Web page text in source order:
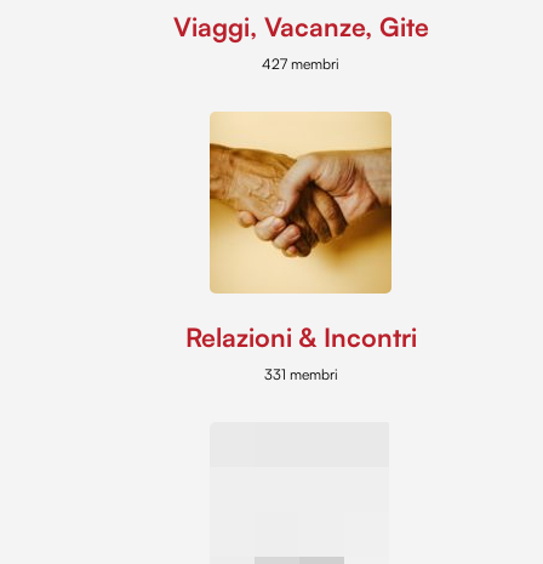
Viaggi, Vacanze, Gite
427 membri
Relazioni & Incontri
331 membri